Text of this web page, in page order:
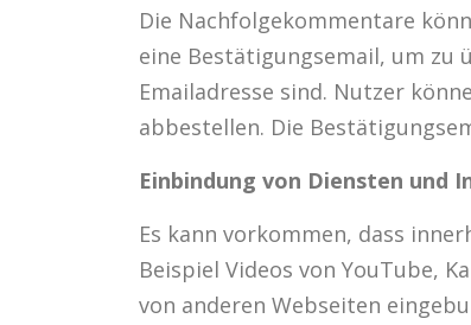
Die Nachfolgekommentare
eine Bestätigungsemail, um zu
Emailadresse sind. Nutzer
abbestellen. Die
Einbindung von Diensten und
Es kann vorkommen, dass
Beispiel Videos von YouTube,
von anderen Webseiten